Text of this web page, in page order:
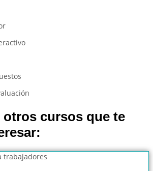
cursos que te